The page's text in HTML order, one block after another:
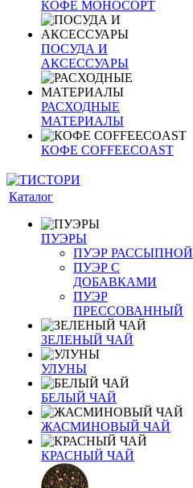
КОФЕ МОНОСОРТ
ПОСУДА И
АКСЕССУАРЫ
РАСХОДНЫЕ
МАТЕРИАЛЫ
КОФЕ COFFEECOAST
Каталог
ПУЭРЫ
ПУЭР РАССЫПНОЙ
ПУЭР С
ДОБАВКАМИ
ПУЭР
ПРЕССОВАННЫЙ
ЗЕЛЕНЫЙ ЧАЙ
УЛУНЫ
БЕЛЫЙ ЧАЙ
ЖАСМИНОВЫЙ ЧАЙ
КРАСНЫЙ ЧАЙ